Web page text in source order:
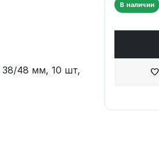
48 мм, 10 шт,
В наличии